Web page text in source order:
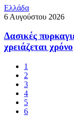
Ελλάδα
6 Αυγούστου 2026
Δασικές
χρειάζεται χρόνο
1
2
3
4
5
6